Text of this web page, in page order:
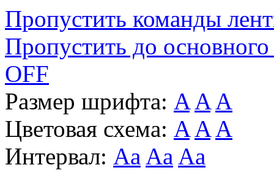
Пропустить команды
Пропустить до основного
OFF
Размер шрифта: A A A
Цветовая схема: A A A
Интервал: Aa Aa Aa